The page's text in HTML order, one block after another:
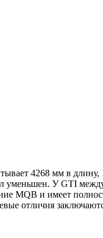
4268 мм в
уменьшен. У GTI
MQB и имеет
отличия